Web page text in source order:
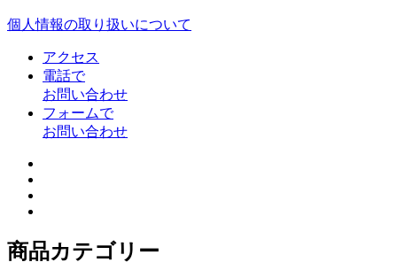
個人情報の取り扱いについて
アクセス
電話で
お問い合わせ
フォームで
お問い合わせ
商品カテゴリー